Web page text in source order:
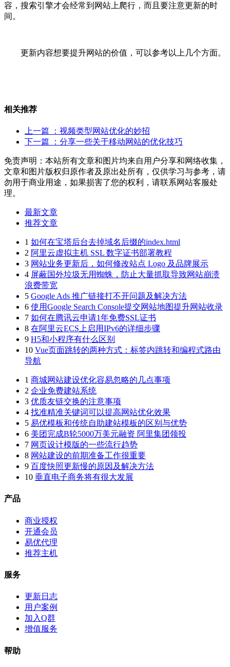
容，搜索引擎才会经常到网站上爬行，而且要注意更新的时
间。
更新内容想要提升网站的价值，可以参考以上几个方面。
相关推荐
上一篇
：视频类型网站优化的妙招
下一篇
：分享一些关于移动网站的优化技巧
免责声明：本站所有文章和图片均来自用户分享和网络收集，
文章和图片版权归原作者及原出处所有，仅供学习与参考，请
勿用于商业用途，如果损害了您的权利，请联系网站客服处
理。
最新文章
推荐文章
1 如何在宝塔后台去掉域名后缀的index.html
2 阿里云虚拟主机 SSL 数字证书部署教程
3 网站业务更新后，如何修改站点 Logo 及品牌展示
4 屏蔽国外垃圾无用蜘蛛，防止大量抓取导致网站崩溃
浪费带宽
5 Google Ads 推广链接打不开问题及解决方法
6 使用Google Search Console提交网站地图提升网站收录
7 如何在腾讯云申请1年免费SSL证书
8 在阿里云ECS上启用IPv6的详细步骤
9 H5和小程序有什么区别
10 Vue页面跳转的两种方式：标签内跳转和编程式路由
导航
1 商城网站建设优化容易忽略的几点事项
2 企业免费建站系统
3 优质友链交换的注意事项
4 找准精准关键词可以提高网站优化效果
5 易优模板和传统自助建站模板的区别与优势
6 美团完成B轮5000万美元融资 阿里集团领投
7 网页设计模版的一些流行趋势
8 网站建设的前期准备工作很重要
9 百度快照更新慢的原因及解决方法
10 垂直电子商务将有很大发展
产品
商业授权
开通会员
易优代理
推荐主机
服务
更新日志
用户案例
加入Q群
增值服务
帮助